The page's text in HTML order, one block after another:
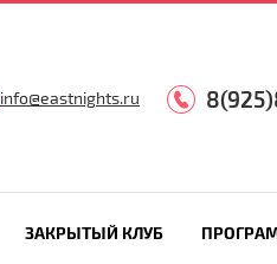
info@eastnights.ru
ЗАКРЫТЫЙ КЛУБ